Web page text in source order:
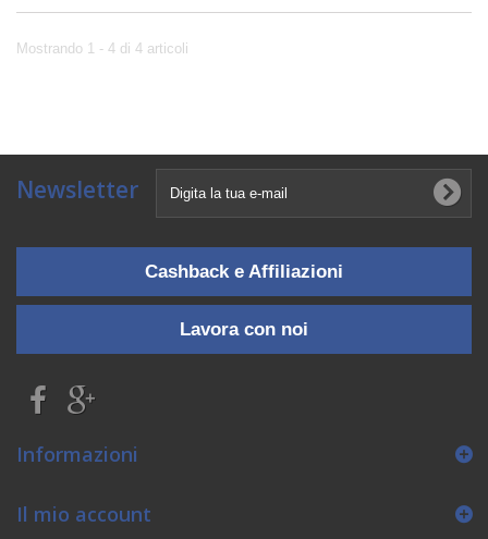
Mostrando 1 - 4 di 4 articoli
Newsletter
Cashback e Affiliazioni
Lavora con noi
Informazioni
Il mio account